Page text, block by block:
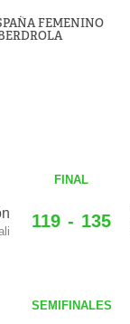
FEMENINO
FINAL
119 - 135
SEMIFINALES